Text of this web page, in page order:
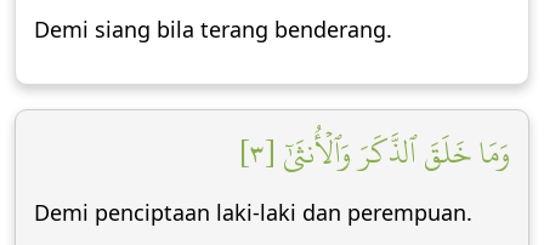
Demi siang bila terang benderang.
وَمَا خَلَقَ ٱلذَّكَرَ وَٱلۡأُنثَىٰٓ [٣]
Demi penciptaan laki-laki dan perempuan.